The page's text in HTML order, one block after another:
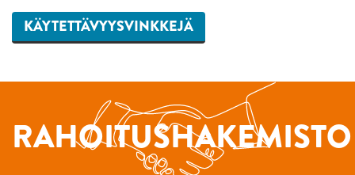
KÄYTETTÄVYYSVINKKEJÄ
RAHOITUSHAKEMISTO